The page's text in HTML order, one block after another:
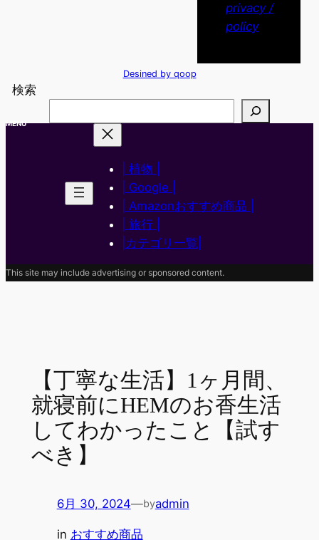
privacy /
policy
Desined by qoop
検索
MENU
| 植物 |
| Google |
| Amazonおすすめ商品 |
| 旅行 |
|カテゴリ一覧|
This site may include advertising or sponsored content.
【丁寧な生活】1ヶ月間、
就寝前にHEMのお香生活
してわかったこと【試す
べき】
6月 30, 2024—byadmin
in おすすめ商品